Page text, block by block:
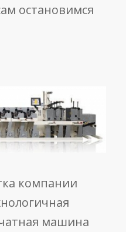
остановимся
компании
машина